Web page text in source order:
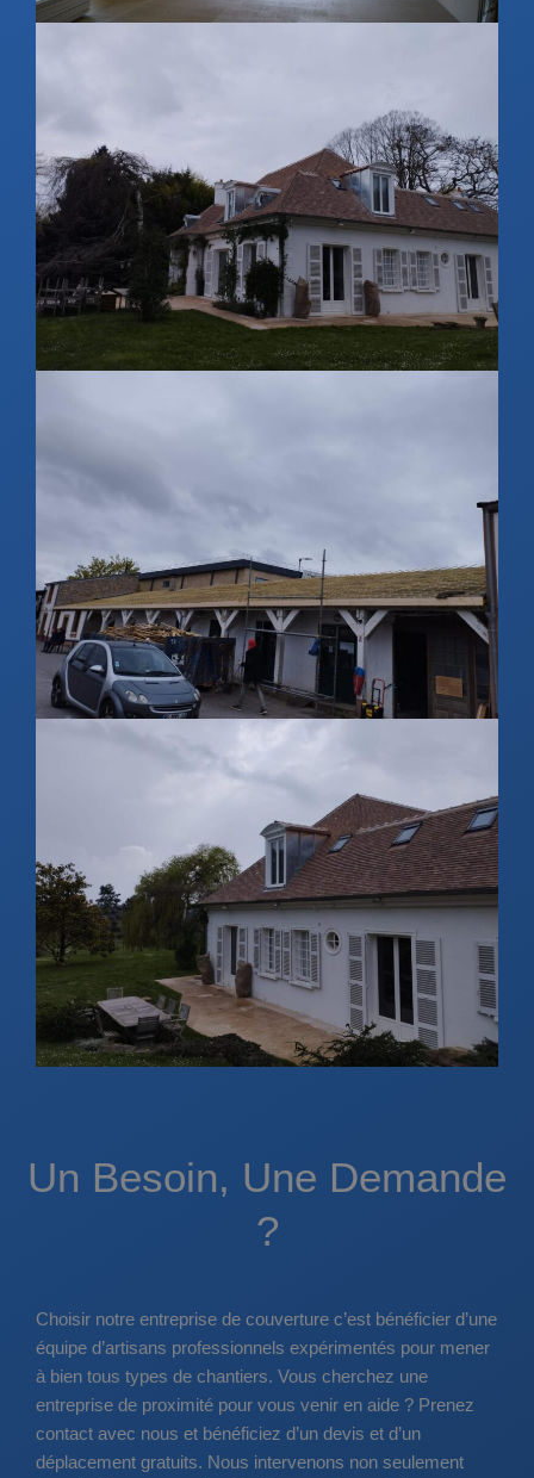
Un Besoin, Une Demande
?
Choisir notre entreprise de couverture c’est bénéficier d’une
équipe d’artisans professionnels expérimentés pour mener
à bien tous types de chantiers. Vous cherchez une
entreprise de proximité pour vous venir en aide ? Prenez
contact avec nous et bénéficiez d’un devis et d’un
déplacement gratuits. Nous intervenons non seulement